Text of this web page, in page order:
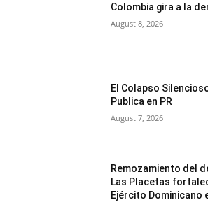
Colombia gira a la
August 8, 2026
El Colapso
Publica en PR
August 7, 2026
Remozamiento del
Las Placetas
Ejército Dominicano